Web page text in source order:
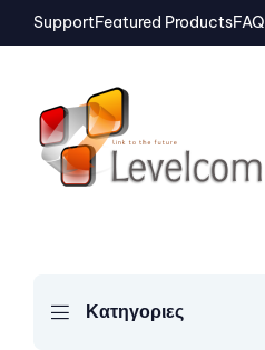
SupportFeatured ProductsFAQ
Κατηγοριες